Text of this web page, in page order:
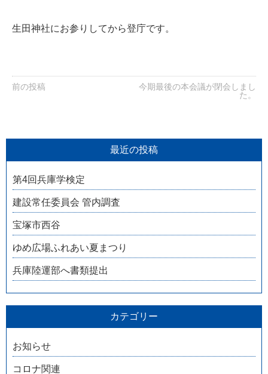
生田神社にお参りしてから登庁です。
前の投稿
今期最後の本会議が閉会しまし
た。
最近の投稿
第4回兵庫学検定
建設常任委員会 管内調査
宝塚市西谷
ゆめ広場ふれあい夏まつり
兵庫陸運部へ書類提出
カテゴリー
お知らせ
コロナ関連